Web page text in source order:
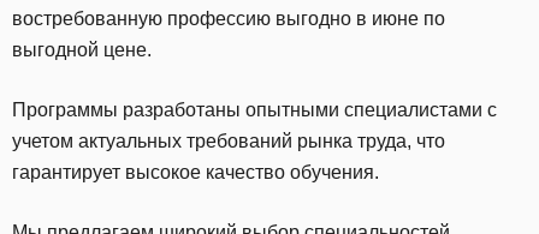
востребованную профессию выгодно в июне по
выгодной цене.
Программы разработаны опытными специалистами с
учетом актуальных требований рынка труда, что
гарантирует высокое качество обучения.